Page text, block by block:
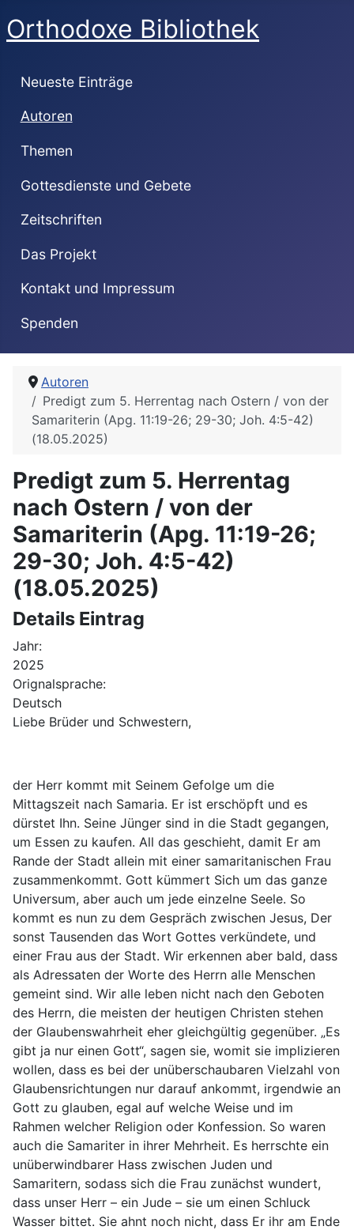
Orthodoxe Bibliothek
Neueste Einträge
Autoren
Themen
Gottesdienste und Gebete
Zeitschriften
Das Projekt
Kontakt und Impressum
Spenden
Autoren
Predigt zum 5. Herrentag nach Ostern / von der
Samariterin (Apg. 11:19-26; 29-30; Joh. 4:5-42)
(18.05.2025)
Predigt zum 5. Herrentag
nach Ostern / von der
Samariterin (Apg. 11:19-26;
29-30; Joh. 4:5-42)
(18.05.2025)
Details Eintrag
Jahr:
2025
Orignalsprache:
Deutsch
Liebe Brüder und Schwestern,
der Herr kommt mit Seinem Gefolge um die
Mittagszeit nach Samaria. Er ist erschöpft und es
dürstet Ihn. Seine Jünger sind in die Stadt gegangen,
um Essen zu kaufen. All das geschieht, damit Er am
Rande der Stadt allein mit einer samaritanischen Frau
zusammenkommt. Gott kümmert Sich um das ganze
Universum, aber auch um jede einzelne Seele. So
kommt es nun zu dem Gespräch zwischen Jesus, Der
sonst Tausenden das Wort Gottes verkündete, und
einer Frau aus der Stadt. Wir erkennen aber bald, dass
als Adressaten der Worte des Herrn alle Menschen
gemeint sind. Wir alle leben nicht nach den Geboten
des Herrn, die meisten der heutigen Christen stehen
der Glaubenswahrheit eher gleichgültig gegenüber. „Es
gibt ja nur einen Gott“, sagen sie, womit sie implizieren
wollen, dass es bei der unüberschaubaren Vielzahl von
Glaubensrichtungen nur darauf ankommt, irgendwie an
Gott zu glauben, egal auf welche Weise und im
Rahmen welcher Religion oder Konfession. So waren
auch die Samariter in ihrer Mehrheit. Es herrschte ein
unüberwindbarer Hass zwischen Juden und
Samaritern, sodass sich die Frau zunächst wundert,
dass unser Herr – ein Jude – sie um einen Schluck
Wasser bittet. Sie ahnt noch nicht, dass Er ihr am Ende